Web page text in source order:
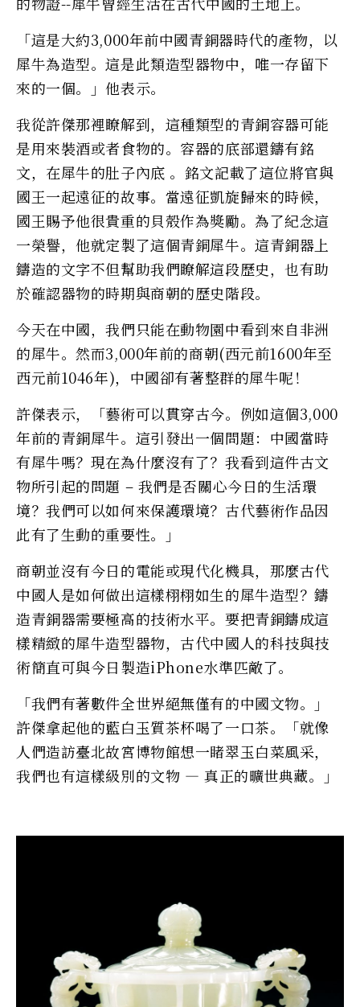
「這是大約3,000年前中國青銅器時代的產物，以
犀牛為造型。這是此類造型器物中，唯一存留下
來的一個。」他表示。
我從許傑那裡瞭解到，這種類型的青銅容器可能
是用來裝酒或者食物的。容器的底部還鑄有銘
文，在犀牛的肚子內底 。銘文記載了這位將官與
國王一起遠征的故事。當遠征凱旋歸來的時候，
國王賜予他很貴重的貝殼作為獎勵。為了紀念這
一榮譽，他就定製了這個青銅犀牛。這青銅器上
鑄造的文字不但幫助我們瞭解這段歷史，也有助
於確認器物的時期與商朝的歷史階段。
今天在中國，我們只能在動物園中看到來自非洲
的犀牛。然而3,000年前的商朝(西元前1600年至
西元前1046年)，中國卻有著整群的犀牛呢！
許傑表示，「藝術可以貫穿古今。例如這個3,000
年前的青銅犀牛。這引發出一個問題：中國當時
有犀牛嗎？現在為什麼沒有了？我看到這件古文
物所引起的問題 – 我們是否關心今日的生活環
境？我們可以如何來保護環境？古代藝術作品因
此有了生動的重要性。」
商朝並沒有今日的電能或現代化機具，那麼古代
中國人是如何做出這樣栩栩如生的犀牛造型？鑄
造青銅器需要極高的技術水平。要把青銅鑄成這
樣精緻的犀牛造型器物，古代中國人的科技與技
術簡直可與今日製造iPhone水準匹敵了。
「我們有著數件全世界絕無僅有的中國文物。」
許傑拿起他的藍白玉質茶杯喝了一口茶。「就像
人們造訪臺北故宮博物館想一睹翠玉白菜風采，
我們也有這樣級別的文物 — 真正的曠世典藏。」